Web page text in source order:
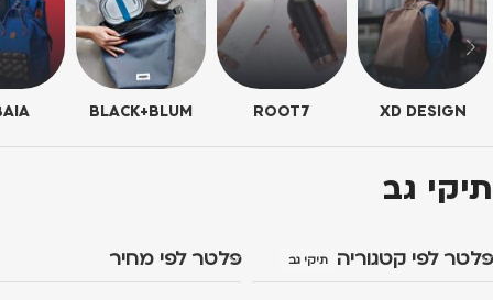
XD DESIGN
ROOT7
BLACK+BLUM
תיקי גב
פלטר לפי קטגוריה תיקי גב פלטר לפי מחיר